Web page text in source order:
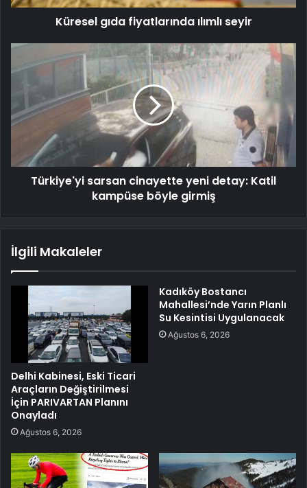
Küresel gıda fiyatlarında ılımlı seyir
Türkiye'yi sarsan cinayette yeni detay: Katil
kampüse böyle girmiş
İlgili Makaleler
Delhi Kabinesi, Eski Ticari
Araçların Değiştirilmesi
İçin PARIVARTAN Planını
Onayladı
Ağustos 6, 2026
Kadıköy Bostancı
Mahallesi’nde Yarın Planlı
Su Kesintisi Uygulanacak
Ağustos 6, 2026